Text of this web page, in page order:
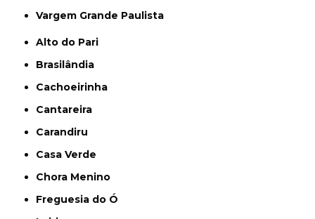
Vargem Grande Paulista
Alto do Pari
Brasilândia
Cachoeirinha
Cantareira
Carandiru
Casa Verde
Chora Menino
Freguesia do Ó